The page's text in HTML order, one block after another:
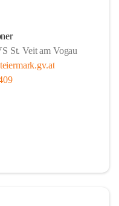
St. Veit am Vogau